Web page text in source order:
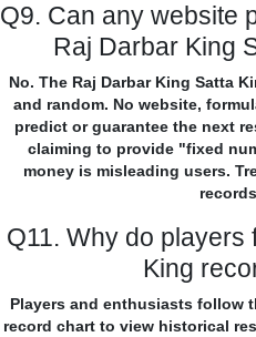
Q9. Can any website
Raj Darbar King
No. The Raj Darbar King Satta
and random. No website,
predict or guarantee the next
claiming to provide "fixed
money is misleading users.
Q11. Why do
King
Players and enthusiasts follow
record chart to view historical